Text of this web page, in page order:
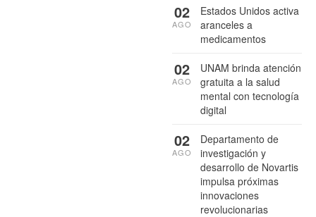
Estados Unidos activa
aranceles a
medicamentos
02
AGO
UNAM brinda atención
gratuita a la salud
mental con tecnología
digital
02
AGO
Departamento de
investigación y
desarrollo de Novartis
impulsa próximas
innovaciones
revolucionarias
02
AGO